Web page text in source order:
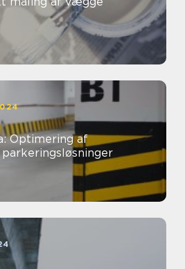
Optimering af